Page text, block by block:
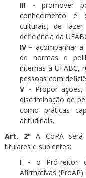
III - promover
conhecimento e
culturais, de
deficiência da
IV – acompanhar
de normas e
internas à UFABC,
pessoas com
V - Propor
discriminação de
como práticas
atitudinais.
Art. 2º A CoPA será
titulares e suplentes:
I - o Pró-reitor
Afirmativas